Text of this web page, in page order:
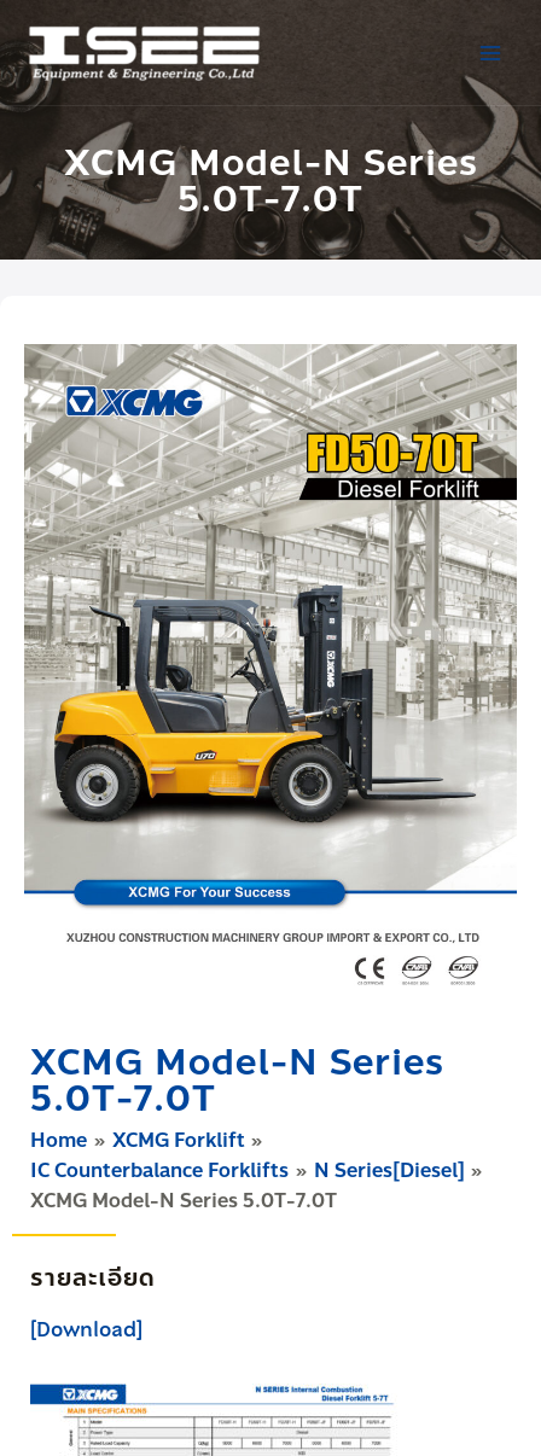
XCMG Model-N Series
5.0T-7.0T
XCMG Model-N Series
5.0T-7.0T
Home
XCMG Forklift
IC Counterbalance Forklifts
N Series[Diesel]
XCMG Model-N Series 5.0T-7.0T
รายละเอียด
[Download]